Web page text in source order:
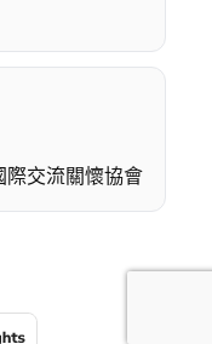
際交流關懷協會